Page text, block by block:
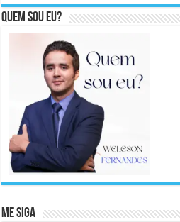
Quem sou eu?
Me Siga